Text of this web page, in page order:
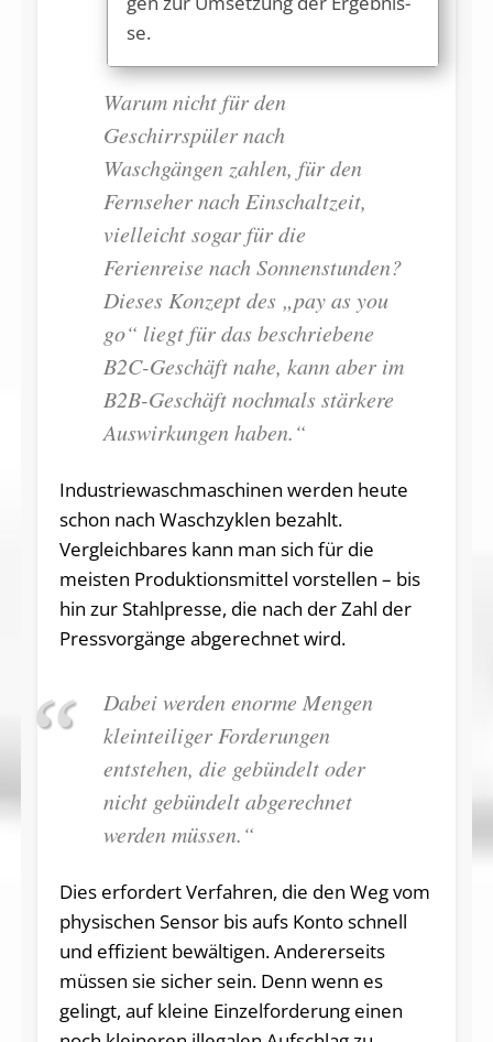
se.
Warum nicht für den
Geschirrspüler nach
Waschgängen zahlen, für den
Fernseher nach Einschaltzeit,
vielleicht sogar für die
Ferienreise nach Sonnenstunden?
Dieses Konzept des „pay as you
go“ liegt für das beschriebene
B2C-Geschäft nahe, kann aber im
B2B-Geschäft nochmals stärkere
Auswirkungen haben.“
Industriewaschmaschinen werden heute
schon nach Waschzyklen bezahlt.
Vergleichbares kann man sich für die
meisten Produktionsmittel vorstellen – bis
hin zur Stahlpresse, die nach der Zahl der
Pressvorgänge abgerechnet wird.
Dabei werden enorme Mengen
kleinteiliger Forderungen
entstehen, die gebündelt oder
nicht gebündelt abgerechnet
werden müssen.“
Dies erfordert Verfahren, die den Weg vom
physischen Sensor bis aufs Konto schnell
und effizient bewältigen. Andererseits
müssen sie sicher sein. Denn wenn es
gelingt, auf kleine Einzelforderung einen